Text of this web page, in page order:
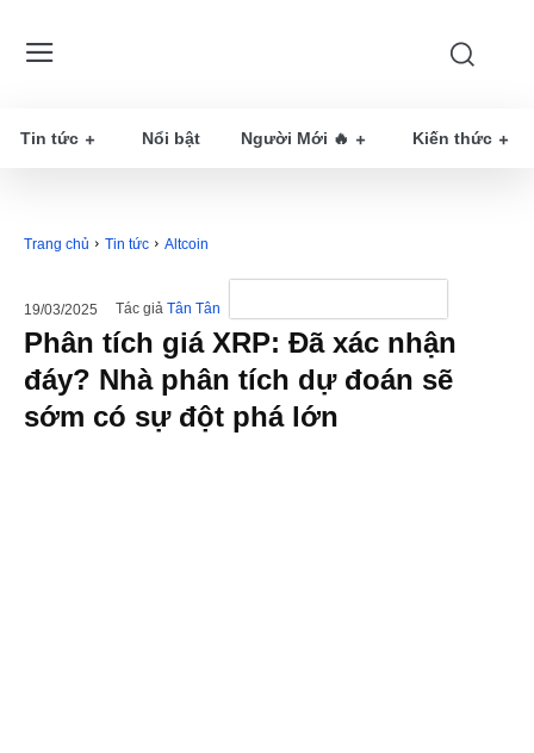
Tin tức Nổi bật Người Mới 🔥 Kiến thức
Trang chủ Tin tức Altcoin
19/03/2025 Tác giả Tân Tân
Phân tích giá XRP: Đã xác nhận
đáy? Nhà phân tích dự đoán sẽ
sớm có sự đột phá lớn